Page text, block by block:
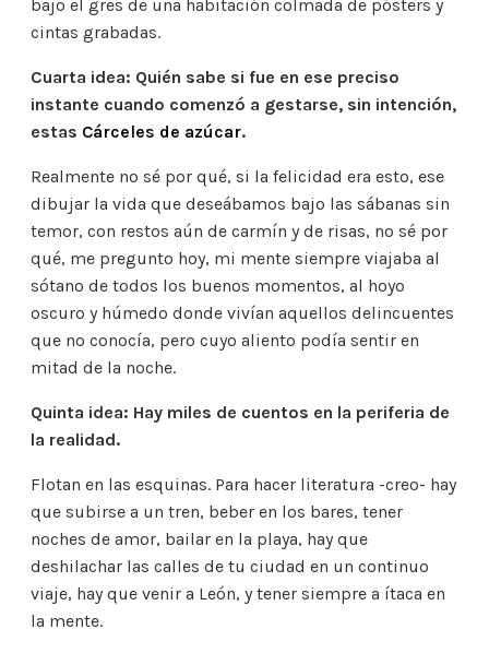
bajo el gres de una habitación colmada de pósters y
cintas grabadas.
Cuarta idea: Quién sabe si fue en ese preciso
instante cuando comenzó a gestarse, sin intención,
estas Cárceles de azúcar.
Realmente no sé por qué, si la felicidad era esto, ese
dibujar la vida que deseábamos bajo las sábanas sin
temor, con restos aún de carmín y de risas, no sé por
qué, me pregunto hoy, mi mente siempre viajaba al
sótano de todos los buenos momentos, al hoyo
oscuro y húmedo donde vivían aquellos delincuentes
que no conocía, pero cuyo aliento podía sentir en
mitad de la noche.
Quinta idea: Hay miles de cuentos en la periferia de
la realidad.
Flotan en las esquinas. Para hacer literatura -creo- hay
que subirse a un tren, beber en los bares, tener
noches de amor, bailar en la playa, hay que
deshilachar las calles de tu ciudad en un continuo
viaje, hay que venir a León, y tener siempre a ítaca en
la mente.